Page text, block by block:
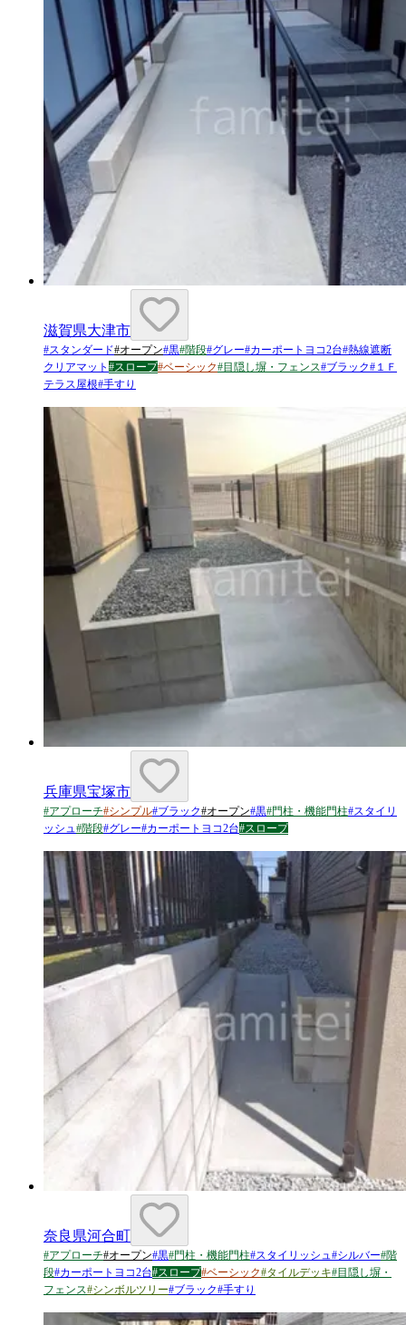
滋賀県大津市
#スタンダード#オープン#黒#階段#グレー#カーポートヨコ2台#熱線遮断
クリアマット #スロープ#ベーシック#目隠し塀・フェンス#ブラック# １Ｆ
テラス屋根#手すり
兵庫県宝塚市
#アプローチ#シンプル#ブラック#オープン#黒#門柱・機能門柱#スタイリ
ッシュ#階段#グレー#カーポートヨコ2台#スロープ
奈良県河合町
#アプローチ#オープン#黒#門柱・機能門柱#スタイリッシュ#シルバー#階
段#カーポートヨコ2台#スロープ#ベーシック#タイルデッキ#目隠し塀・
フェンス#シンボルツリー#ブラック#手すり